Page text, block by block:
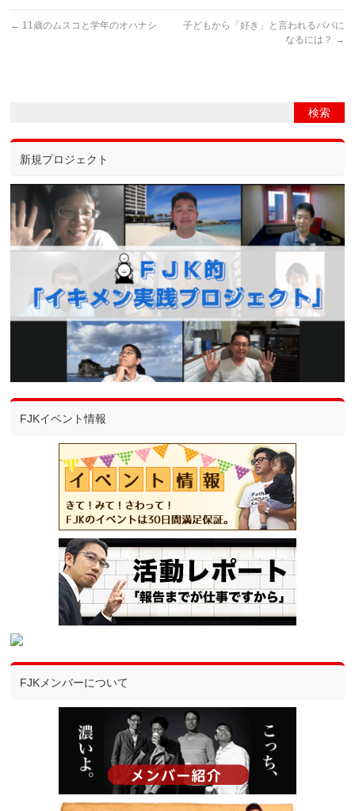
← 11歳のムスコと学年のオハナシ
子どもから「好き」と言われるパパに
なるには？ →
新規プロジェクト
FJKイベント情報
FJKメンバーについて